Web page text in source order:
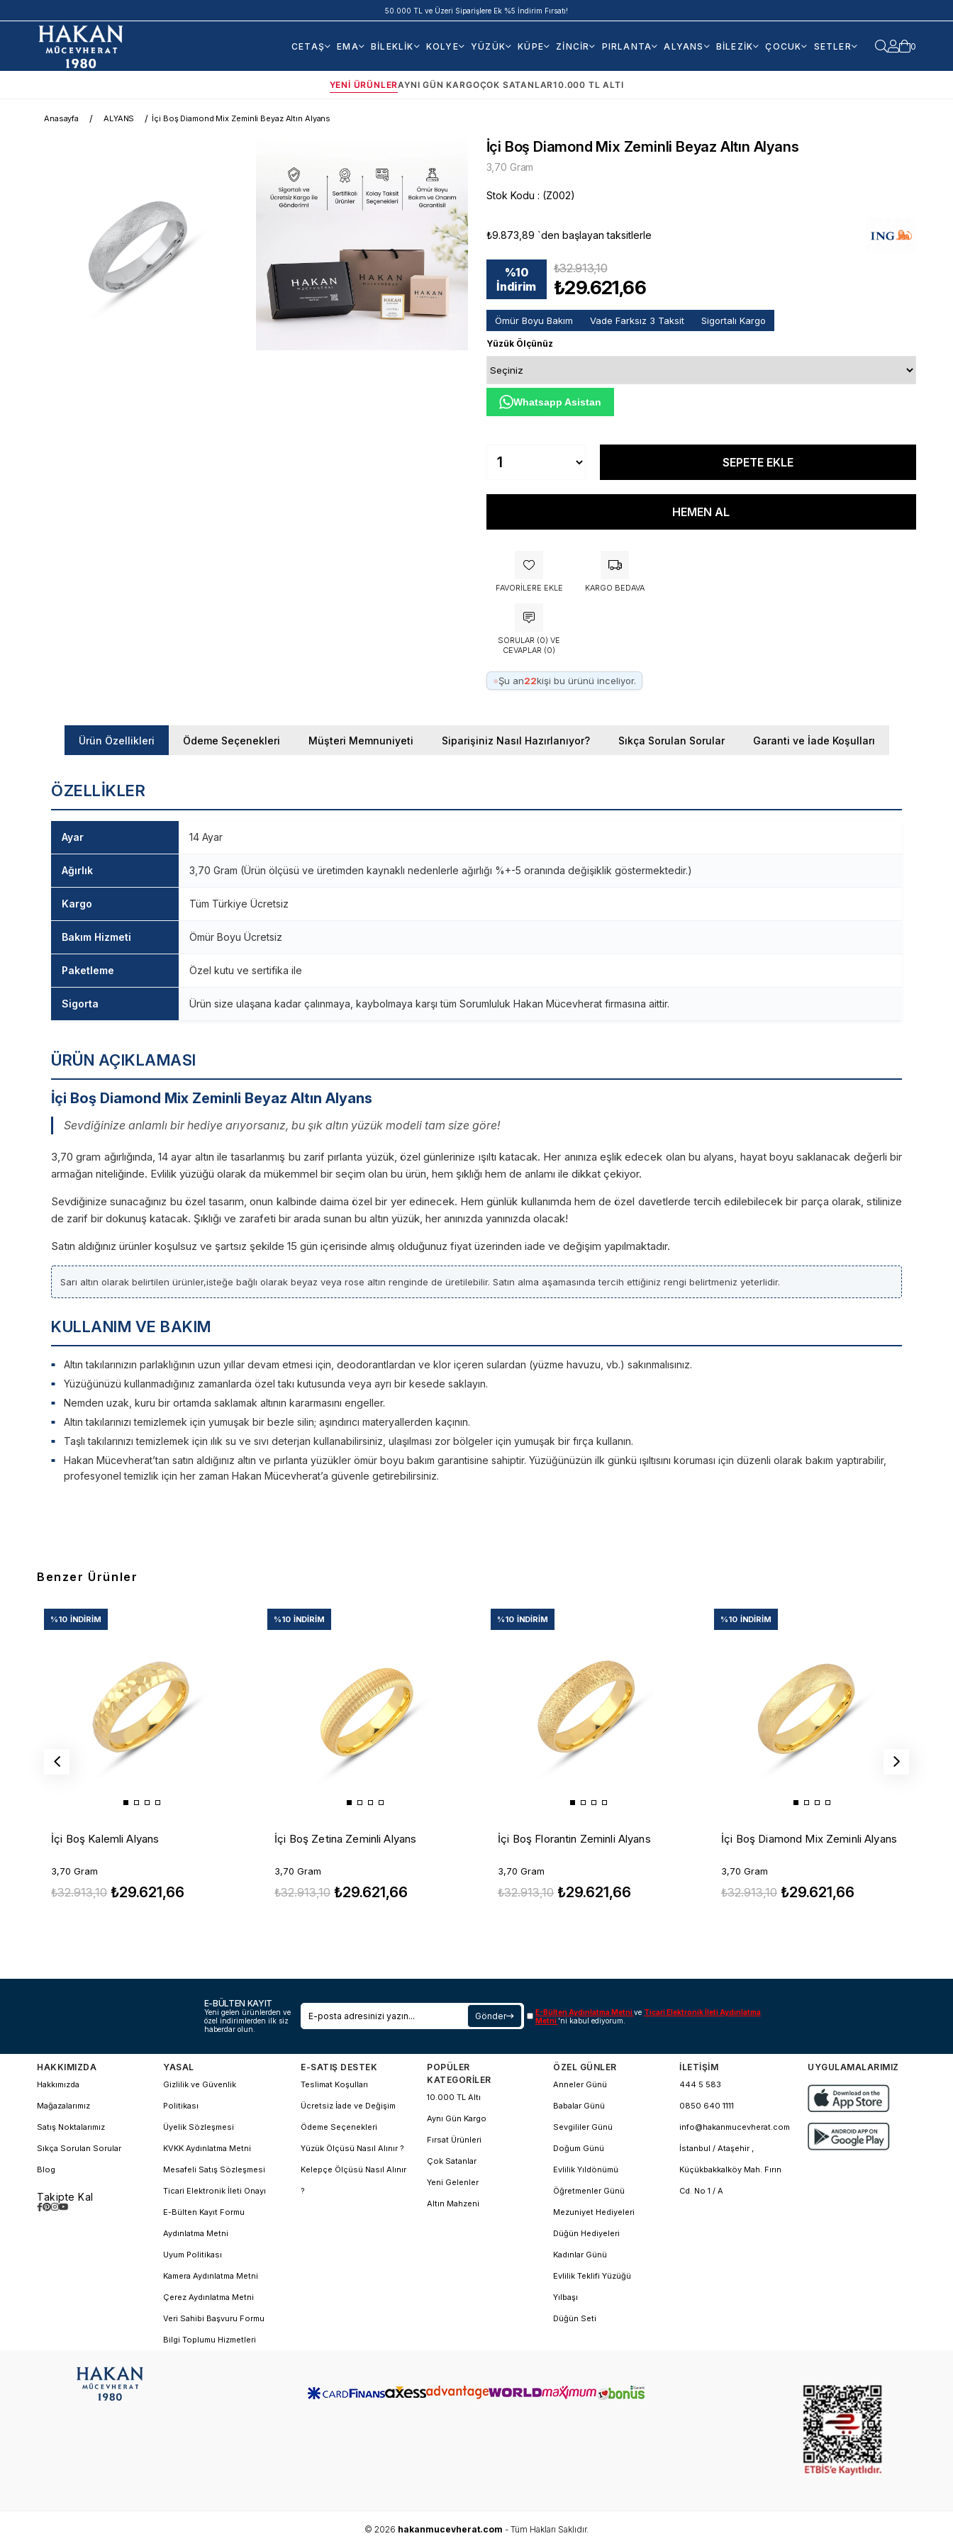
50.000 TL ve Üzeri Siparişlere Ek %5 İndirim Fırsatı!
CETAŞ EMA BİLEKLİK KOLYE YÜZÜK KÜPE ZİNCİR PIRLANTA ALYANS BİLEZİK ÇOCUK SETLER 0
YENI ÜRÜNLERAYNI GÜN KARGOÇOK SATANLAR10.000 TL ALTI
Anasayfa ALYANS İçi Boş Diamond Mix Zeminli Beyaz Altın Alyans
İçi Boş Diamond Mix Zeminli Beyaz Altın Alyans
3,70 Gram
Stok Kodu (Z002)
₺9.873,89 `den başlayan taksitlerle
%10
İndirim
₺32.913,10
₺29.621,66
Ömür Boyu Bakım Vade Farksız 3 Taksit Sigortalı Kargo
Yüzük Ölçünüz
Whatsapp Asistan
FAVORILERE EKLE KARGO BEDAVA
SORULAR (0) VE
CEVAPLAR (0)
●Şu an22kişi bu ürünü inceliyor.
Ürün Özellikleri Ödeme Seçenekleri Müşteri Memnuniyeti Siparişiniz Nasıl Hazırlanıyor? Sıkça Sorulan Sorular Garanti ve İade Koşulları
ÜRÜN AÇIKLAMASI
İçi Boş Diamond Mix Zeminli Beyaz Altın Alyans
Sevdiğinize anlamlı bir hediye arıyorsanız, bu şık altın yüzük modeli tam size göre!
3,70 gram ağırlığında, 14 ayar altın ile tasarlanmış bu zarif pırlanta yüzük, özel günlerinize ışıltı katacak. Her anınıza eşlik edecek olan bu alyans, hayat boyu saklanacak değerli bir
armağan niteliğinde. Evlilik yüzüğü olarak da mükemmel bir seçim olan bu ürün, hem şıklığı hem de anlamı ile dikkat çekiyor.
Sevdiğinize sunacağınız bu özel tasarım, onun kalbinde daima özel bir yer edinecek. Hem günlük kullanımda hem de özel davetlerde tercih edilebilecek bir parça olarak, stilinize
de zarif bir dokunuş katacak. Şıklığı ve zarafeti bir arada sunan bu altın yüzük, her anınızda yanınızda olacak!
Satın aldığınız ürünler koşulsuz ve şartsız şekilde 15 gün içerisinde almış olduğunuz fiyat üzerinden iade ve değişim yapılmaktadır.
Sarı altın olarak belirtilen ürünler,isteğe bağlı olarak beyaz veya rose altın renginde de üretilebilir. Satın alma aşamasında tercih ettiğiniz rengi belirtmeniz yeterlidir.
ÖZELLIKLER
Ayar 14 Ayar
Ağırlık 3,70 Gram (Ürün ölçüsü ve üretimden kaynaklı nedenlerle ağırlığı %+-5 oranında değişiklik göstermektedir.)
Kargo Tüm Türkiye Ücretsiz
Bakım Hizmeti Ömür Boyu Ücretsiz
Paketleme Özel kutu ve sertifika ile
Sigorta Ürün size ulaşana kadar çalınmaya, kaybolmaya karşı tüm Sorumluluk Hakan Mücevherat firmasına aittir.
KULLANIM VE BAKIM
Altın takılarınızın parlaklığının uzun yıllar devam etmesi için, deodorantlardan ve klor içeren sulardan (yüzme havuzu, vb.) sakınmalısınız.
Yüzüğünüzü kullanmadığınız zamanlarda özel takı kutusunda veya ayrı bir kesede saklayın.
Nemden uzak, kuru bir ortamda saklamak altının kararmasını engeller.
Altın takılarınızı temizlemek için yumuşak bir bezle silin; aşındırıcı materyallerden kaçının.
Taşlı takılarınızı temizlemek için ılık su ve sıvı deterjan kullanabilirsiniz, ulaşılması zor bölgeler için yumuşak bir fırça kullanın.
Hakan Mücevherat’tan satın aldığınız altın ve pırlanta yüzükler ömür boyu bakım garantisine sahiptir. Yüzüğünüzün ilk günkü ışıltısını koruması için düzenli olarak bakım yaptırabilir,
profesyonel temizlik için her zaman Hakan Mücevherat’a güvenle getirebilirsiniz.
Benzer Ürünler
İçi Boş Kalemli Alyans
3,70 Gram
₺29.621,66
₺32.913,10
%10 İNDIRIM
İçi Boş Zetina Zeminli Alyans
3,70 Gram
₺29.621,66
₺32.913,10
%10 İNDIRIM
İçi Boş Florantin Zeminli Alyans
3,70 Gram
₺29.621,66
₺32.913,10
%10 İNDIRIM
İçi Boş Diamond Mix Zeminli Alyans
3,70 Gram
₺29.621,66
₺32.913,10
%10 İNDIRIM
E-BÜLTEN KAYIT
Yeni gelen ürünlerden ve
özel indirimlerden ilk siz
haberdar olun.
Gönder E-Bülten Aydınlatma Metnive Ticari Elektronik İleti Aydınlatma
Metni 'ni kabul ediyorum.
HAKKIMIZDA
Hakkımızda
Mağazalarımız
Satış Noktalarımız
Sıkça Sorulan Sorular
Blog
Takipte Kal
YASAL
Gizlilik ve Güvenlik
Politikası
Üyelik Sözleşmesi
KVKK Aydınlatma Metni
Mesafeli Satış Sözleşmesi
Ticari Elektronik İleti Onayı
E-Bülten Kayıt Formu
Aydınlatma Metni
Uyum Politikası
Kamera Aydınlatma Metni
Çerez Aydınlatma Metni
Veri Sahibi Başvuru Formu
Bilgi Toplumu Hizmetleri
E-SATIŞ DESTEK
Teslimat Koşulları
Ücretsiz İade ve Değişim
Ödeme Seçenekleri
Yüzük Ölçüsü Nasıl Alınır ?
Kelepçe Ölçüsü Nasıl Alınır
?
POPÜLER
KATEGORİLER
10.000 TL Altı
Aynı Gün Kargo
Fırsat Ürünleri
Çok Satanlar
Yeni Gelenler
Altın Mahzeni
ÖZEL GÜNLER
Anneler Günü
Babalar Günü
Sevgililer Günü
Doğum Günü
Evlilik Yıldönümü
Öğretmenler Günü
Mezuniyet Hediyeleri
Düğün Hediyeleri
Kadınlar Günü
Evlilik Teklifi Yüzüğü
Yılbaşı
Düğün Seti
İLETİŞİM
444 5 583
0850 640 1111
info@hakanmucevherat.com
İstanbul / Ataşehir ,
Küçükbakkalköy Mah. Fırın
Cd. No 1 / A
UYGULAMALARIMIZ
© 2026 hakanmucevherat.com - Tüm Hakları Saklıdır.